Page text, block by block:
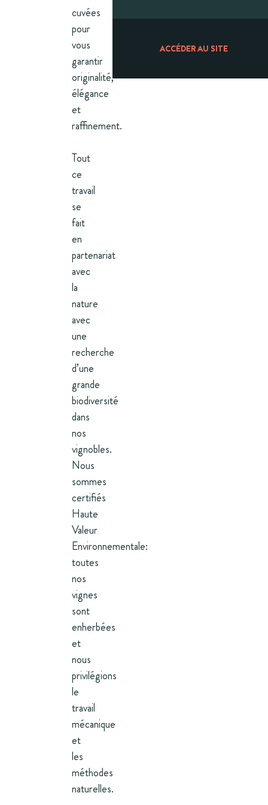
cuvées
pour
vous
garantir
originalité,
élégance
et
raffinement.
Tout
ce
travail
se
fait
en
partenariat
avec
la
nature
avec
une
recherche
d’une
grande
biodiversité
dans
nos
vignobles.
Nous
sommes
certifiés
Haute
Valeur
Environnementale:
toutes
nos
vignes
sont
enherbées
et
nous
privilégions
le
travail
mécanique
et
les
méthodes
naturelles.
ACCÉDER AU SITE